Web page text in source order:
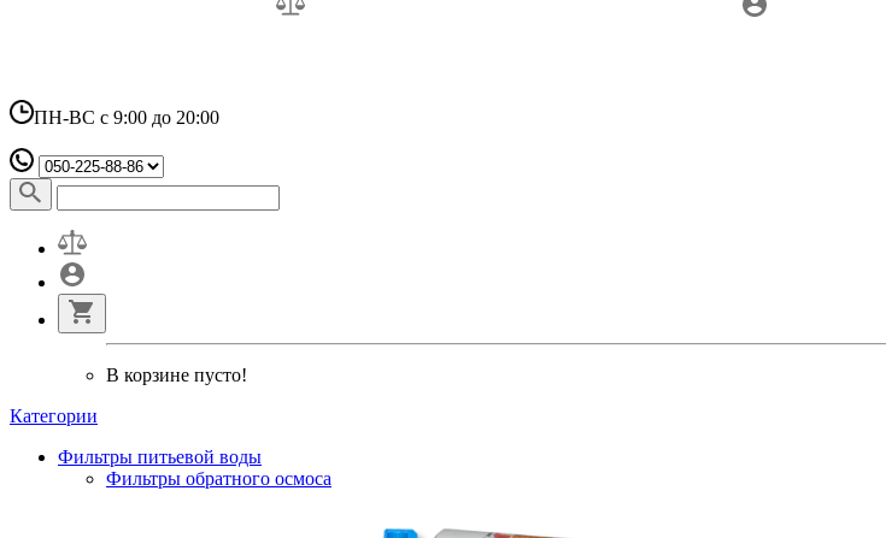
ПН-ВС с 9:00 до 20:00
В корзине пусто!
Категории
Фильтры питьевой воды
Фильтры обратного осмоса